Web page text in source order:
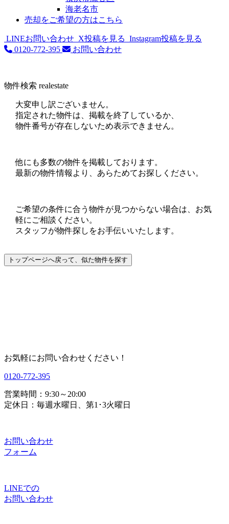
海老名市
売却をご希望の方はこちら
LINEお問い合わせ X投稿を見る Instagram投稿を見る
0120-772-395
お問い合わせ
物件検索 realestate
大変申し訳ございません。
指定された物件は、掲載を終了しているか、
物件番号が存在しないため表示できません。
他にも多数の物件を掲載しております。
最新の物件情報より、あらためてお探しください。
ご希望の条件に合う物件が見つからない場合は、お気
軽にご相談ください。
スタッフが物件探しをお手伝いいたします。
お気軽にお問い合わせください！
0120-772-395
営業時間：9:30～20:00
定休日：毎週水曜日、第1･3火曜日
お問い合わせ
フォーム
LINEでの
お問い合わせ